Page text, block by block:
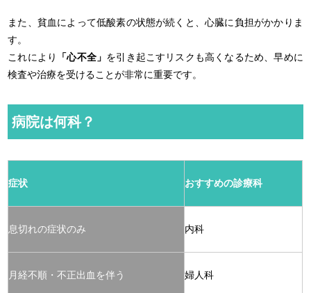
また、貧血によって低酸素の状態が続くと、心臓に負担がかかりま
す。
これにより
「心不全」 を引き起こすリスクも高くなるため、早めに
検査や治療を受けることが非常に重要です。
病院は何科？
症状 おすすめの診療科
息切れの症状のみ 内科
月経不順・不正出血を伴う 婦人科